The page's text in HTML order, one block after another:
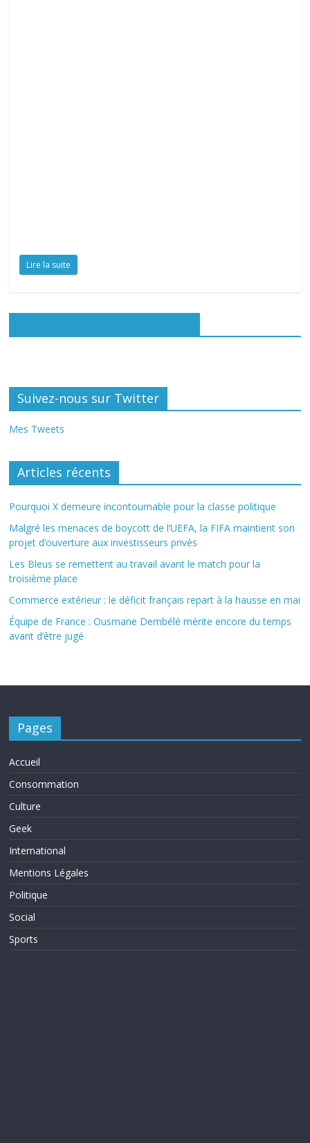
Lire la suite
Suivez-nous sur Twitter
Mes Tweets
Articles récents
Pourquoi X demeure incontournable pour la classe politique
Malgré les menaces de boycott de l’UEFA, la FIFA maintient son
projet d’ouverture aux investisseurs privés
Les Bleus se remettent au travail avant le match pour la
troisième place
Commerce extérieur : le déficit français repart à la hausse en mai
Équipe de France : Ousmane Dembélé mérite encore du temps
avant d’être jugé
Pages
Accueil
Consommation
Culture
Geek
International
Mentions Légales
Politique
Social
Sports